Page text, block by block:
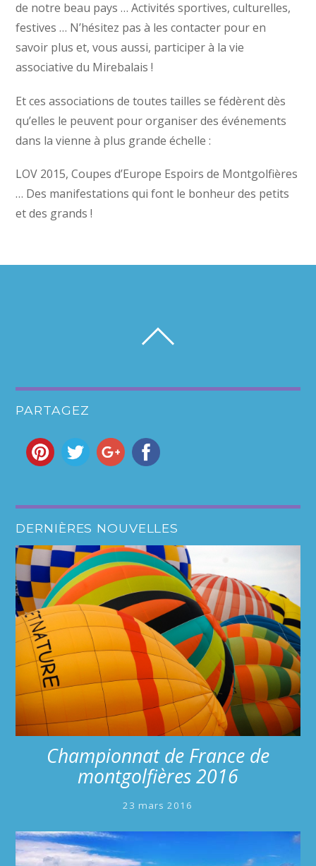
de notre beau pays … Activités sportives, culturelles,
festives … N’hésitez pas à les contacter pour en
savoir plus et, vous aussi, participer à la vie
associative du Mirebalais !
Et ces associations de toutes tailles se fédèrent dès
qu’elles le peuvent pour organiser des événements
dans la vienne à plus grande échelle :
LOV 2015, Coupes d’Europe Espoirs de Montgolfières
… Des manifestations qui font le bonheur des petits
et des grands !
PARTAGEZ
DERNIÈRES NOUVELLES
Championnat de France de
montgolfières 2016
23 mars 2016